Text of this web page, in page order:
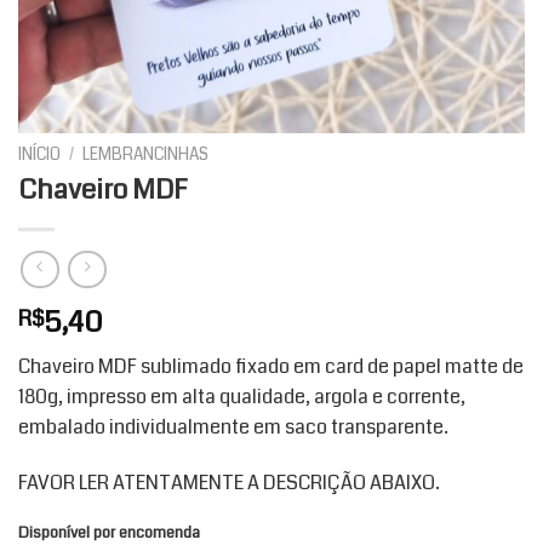
INÍCIO / LEMBRANCINHAS
Chaveiro MDF
R$5,40
Chaveiro MDF sublimado fixado em card de papel matte de
180g, impresso em alta qualidade, argola e corrente,
embalado individualmente em saco transparente.
FAVOR LER ATENTAMENTE A DESCRIÇÃO ABAIXO.
Disponível por encomenda